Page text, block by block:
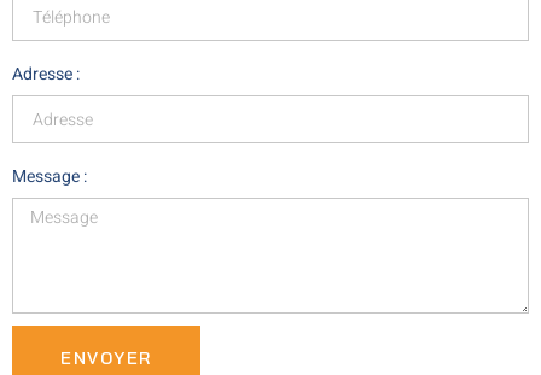
Adresse :
Message :
ENVOYER